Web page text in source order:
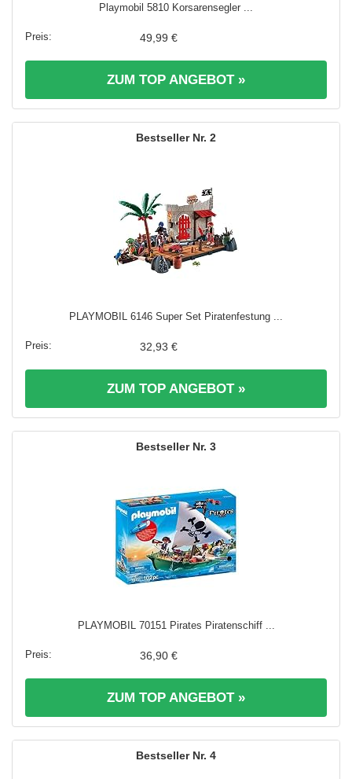
Playmobil 5810 Korsarensegler ...
49,99 €
ZUM TOP ANGEBOT »
2
PLAYMOBIL 6146 Super Set Piratenfestung ...
32,93 €
ZUM TOP ANGEBOT »
3
PLAYMOBIL 70151 Pirates Piratenschiff ...
36,90 €
ZUM TOP ANGEBOT »
4